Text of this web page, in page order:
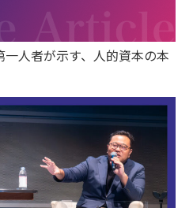
人者が示す、人的資本の本